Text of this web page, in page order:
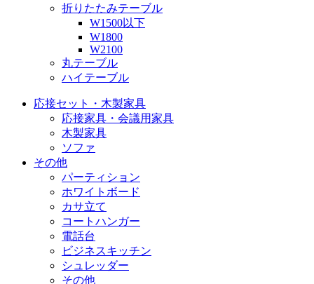
折りたたみテーブル
W1500以下
W1800
W2100
丸テーブル
ハイテーブル
応接セット・木製家具
応接家具・会議用家具
木製家具
ソファ
その他
パーティション
ホワイトボード
カサ立て
コートハンガー
電話台
ビジネスキッチン
シュレッダー
その他